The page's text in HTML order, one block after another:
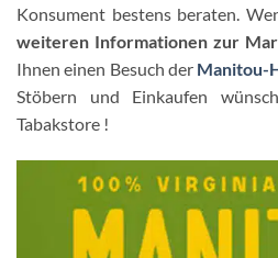
Konsument bestens beraten.
weiteren Informationen zur
Ihnen einen Besuch der Manitou-
Stöbern und Einkaufen
Tabakstore !